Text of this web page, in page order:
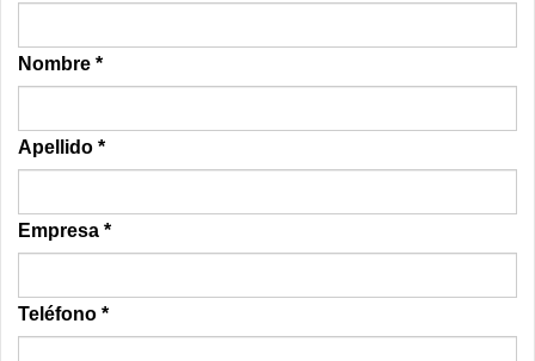
Nombre *
Apellido *
Empresa *
Teléfono *